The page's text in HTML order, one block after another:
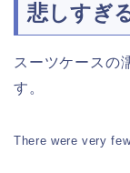
悲しすぎ
スーツケースの
す。
There were very